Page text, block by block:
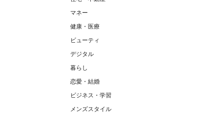
マネー
健康・医療
ビューティ
デジタル
暮らし
恋愛・結婚
ビジネス・学習
メンズスタイル